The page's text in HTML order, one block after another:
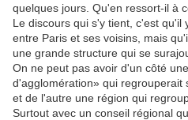
quelques jours. Qu'en ressort-il à
Le discours qui s'y tient, c'est qu'il
entre Paris et ses voisins, mais
une grande structure qui se
On ne peut pas avoir d'un côté
d'agglomération» qui regrouperait
et de l'autre une région qui
Surtout avec un conseil régional